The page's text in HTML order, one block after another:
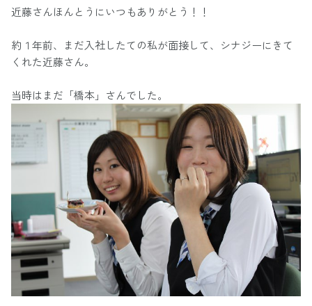
近藤さんほんとうにいつもありがとう！！
約１年前、まだ入社したての私が面接して、シナジーにきて
くれた近藤さん。
当時はまだ「橋本」さんでした。